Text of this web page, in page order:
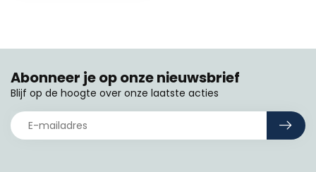
Abonneer je op onze nieuwsbrief
Blijf op de hoogte over onze laatste acties